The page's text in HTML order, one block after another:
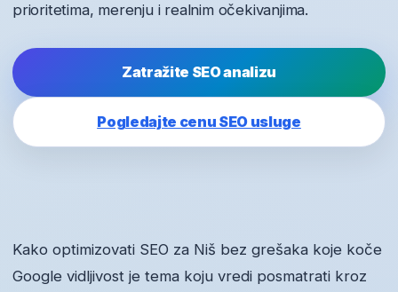
prioritetima, merenju i realnim očekivanjima.
Zatražite SEO analizu
Pogledajte cenu SEO usluge
Kako optimizovati SEO za Niš bez grešaka koje koče
Google vidljivost je tema koju vredi posmatrati kroz